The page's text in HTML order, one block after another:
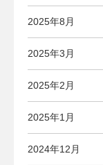
2025年8月
2025年3月
2025年2月
2025年1月
2024年12月